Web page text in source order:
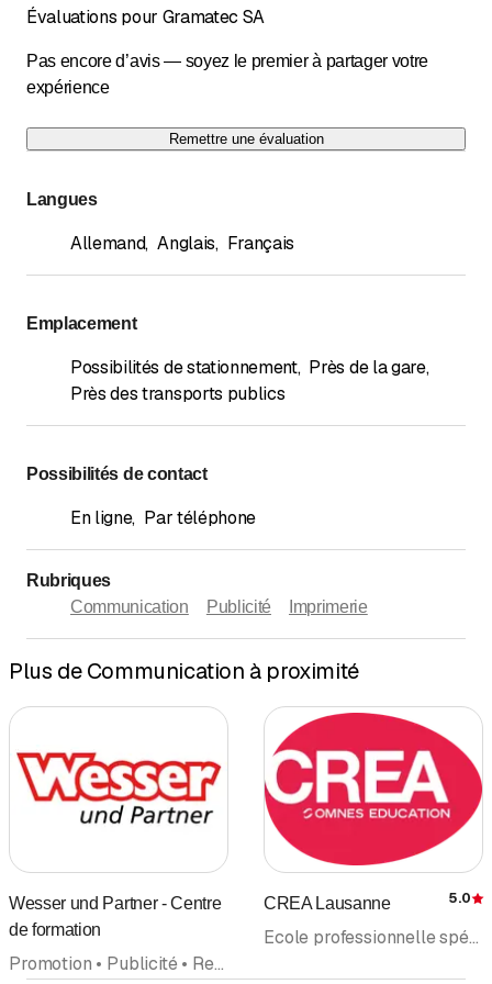
Évaluations pour Gramatec SA
Pas encore d’avis — soyez le premier à partager votre
expérience
Remettre une évaluation
Langues
Allemand, Anglais, Français
Emplacement
Possibilités de stationnement, Près de la gare,
Près des transports publics
Possibilités de contact
En ligne, Par téléphone
Rubriques
Communication
Publicité Imprimerie
Plus de Communication à proximité
Wesser und Partner - Centre
de formation
Promotion • Publicité • Relations publiques • Agence de Communication • Communication • Agence • Développement des emplois
CREA Lausanne 5.0
Ecole professionnelle spécialisée école professionnelle • Ecole privée • Marketing • Communication